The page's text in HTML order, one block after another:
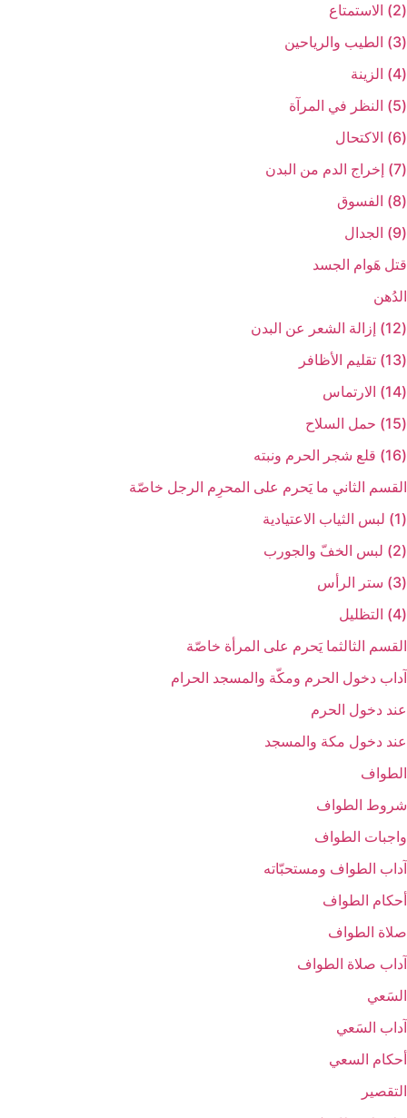
(2) الاستمتاع‏
(3) الطيب والرياحين‏
(4) الزينة
(5) النظر في المرآة
(6) الاكتحال‏
(7) إخراج الدم من البدن‏
(8) الفسوق‏
(9) الجدال‏
قتل هَوام الجسد
الدُهن‏
(12) إزالة الشعر عن البدن‏
(13) تقليم الأظافر
(14) الارتماس‏
(15) حمل السلاح‏
(16) قلع شجر الحرم ونبته‏
القسم الثاني ‏ما يَحرم على المحرِم الرجل خاصّة
(1) لبس الثياب الاعتيادية
(2) لبس الخفّ والجورب‏
(3) ستر الرأس‏
(4) التظليل‏
القسم الثالث‏ما يَحرم على المرأة خاصّة
آداب دخول الحرم ومكّة والمسجد الحرام‏
عند دخول الحرم‏
عند دخول مكة والمسجد
الطواف‏
شروط الطواف‏
واجبات الطواف‏
آداب الطواف ومستحبّاته‏
أحكام الطواف‏
صلاة الطواف‏
آداب صلاة الطواف‏
السَعي‏
آداب السَعي‏
أحكام السعي‏
التقصير